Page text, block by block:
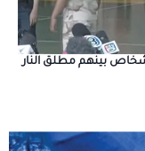
بينهم مطلق النار